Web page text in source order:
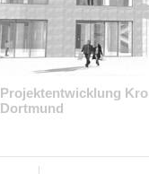
Projektentwicklung
Dortmund